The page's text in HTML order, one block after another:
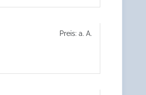
Preis: a. A.